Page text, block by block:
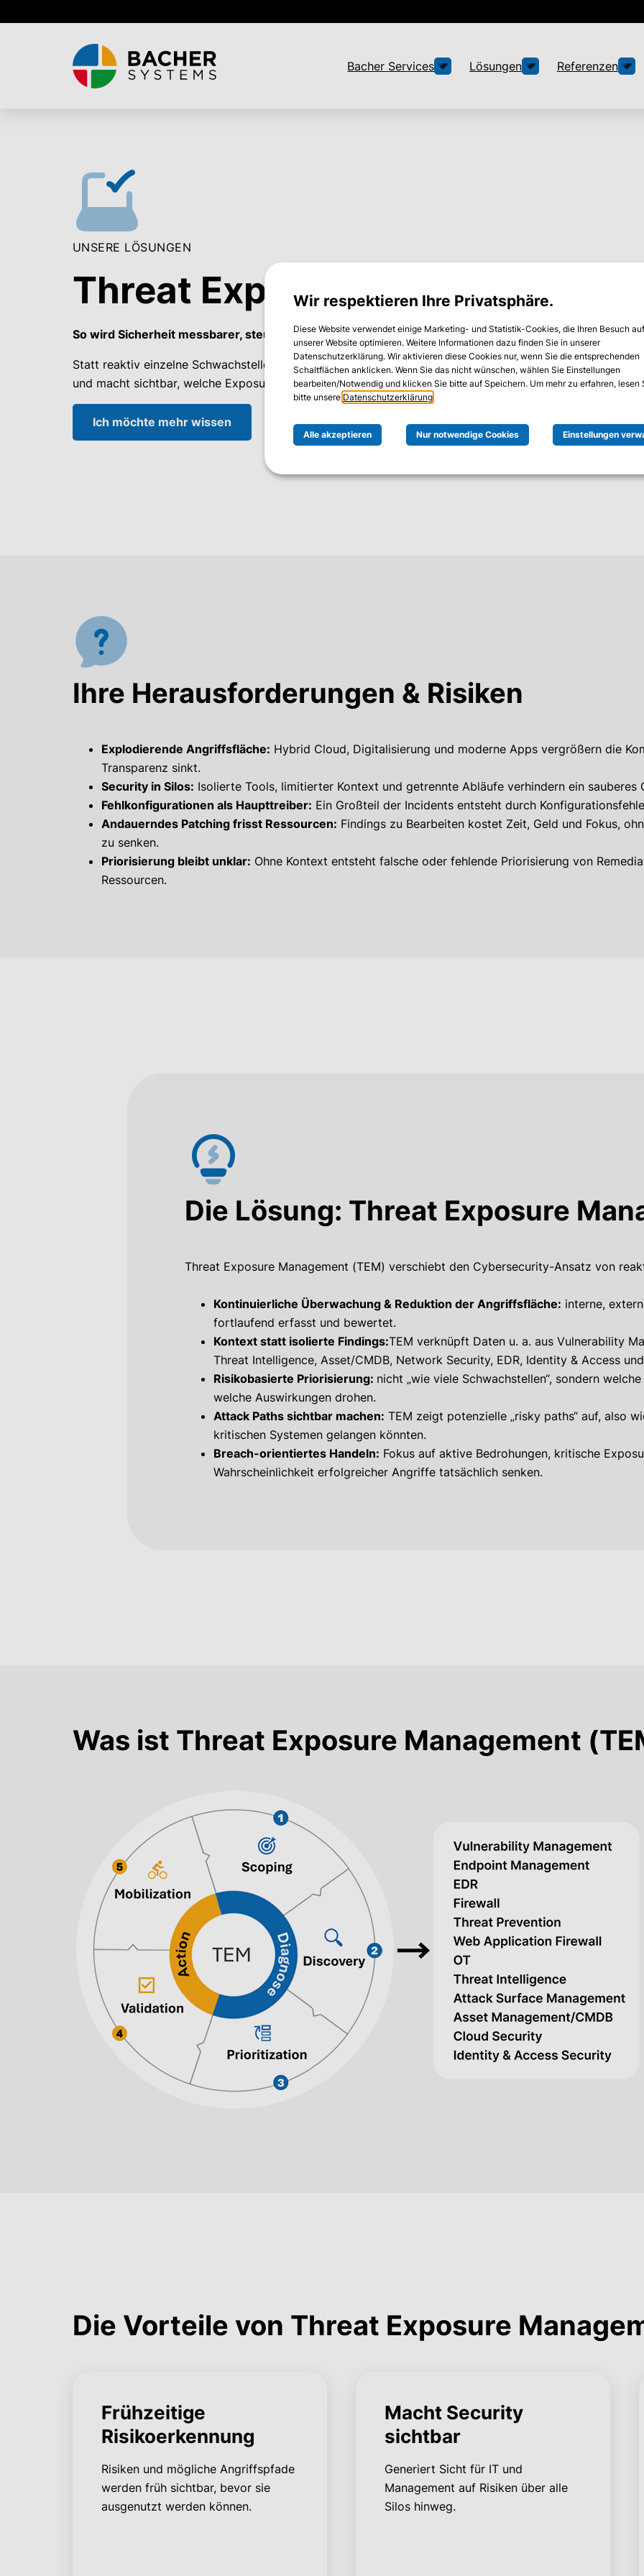
Bacher Services Lösungen Referenzen
UNSERE LÖSUNGEN
Threat Exposure Management
So wird Sicherheit messbarer, steuerbarer und gezielt priorisierbar – über hybride Umgebungen
Statt reaktiv einzelne Schwachstellen abzuarbeiten, analysiert TEM die gesamte Angriffsfläche
und macht sichtbar, welche Exposures tatsächlich kritisch sind – inklusive möglicher Attack Paths über
Ich möchte mehr wissen
Ihre Herausforderungen & Risiken
Explodierende Angriffsfläche: Hybrid Cloud, Digitalisierung und moderne Apps vergrößern die
Transparenz sinkt.
Security in Silos: Isolierte Tools, limitierter Kontext und getrennte Abläufe verhindern ein sauberes
Fehlkonfigurationen als Haupttreiber: Ein Großteil der Incidents entsteht durch
Andauerndes Patching frisst Ressourcen: Findings zu Bearbeiten kostet Zeit, Geld und Fokus,
zu senken.
Priorisierung bleibt unklar: Ohne Kontext entsteht falsche oder fehlende Priorisierung von
Ressourcen.
Die Lösung: Threat Exposure
Threat Exposure Management (TEM) verschiebt den Cybersecurity-Ansatz von
Kontinuierliche Überwachung & Reduktion der Angriffsfläche: interne,
fortlaufend erfasst und bewertet.
Kontext statt isolierte Findings:TEM verknüpft Daten u. a. aus Vulnerability
Threat Intelligence, Asset/CMDB, Network Security, EDR, Identity & Access
Risikobasierte Priorisierung: nicht „wie viele Schwachstellen“, sondern
welche Auswirkungen drohen.
Attack Paths sichtbar machen: TEM zeigt potenzielle „risky paths“ auf, also
kritischen Systemen gelangen könnten.
Breach-orientiertes Handeln: Fokus auf aktive Bedrohungen, kritische
Wahrscheinlichkeit erfolgreicher Angriffe tatsächlich senken.
Was ist Threat Exposure Management
Die Vorteile von Threat Exposure
Frühzeitige
Risikoerkennung
Risiken und mögliche Angriffspfade
werden früh sichtbar, bevor sie
ausgenutzt werden können.
Macht Security
sichtbar
Generiert Sicht für IT und
Management auf Risiken über alle
Silos hinweg.
Wir respektieren Ihre Privatsphäre.
Diese Website verwendet einige Marketing- und Statistik-Cookies, die Ihren Besuch auf
unserer Website optimieren. Weitere Informationen dazu finden Sie in unserer
Datenschutzerklärung. Wir aktivieren diese Cookies nur, wenn Sie die entsprechenden
Schaltflächen anklicken. Wenn Sie das nicht wünschen, wählen Sie Einstellungen
bearbeiten/Notwendig und klicken Sie bitte auf Speichern. Um mehr zu erfahren, lesen
bitte unsere Datenschutzerklärung
Alle akzeptieren Nur notwendige Cookies Einstellungen